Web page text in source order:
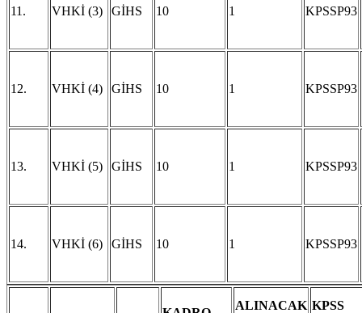
11. VHKİ (3) GİHS 10 1 KPSSP93
12. VHKİ (4) GİHS 10 1 KPSSP93
13. VHKİ (5) GİHS 10 1 KPSSP93
14. VHKİ (6) GİHS 10 1 KPSSP93
ALINACAK KPSS